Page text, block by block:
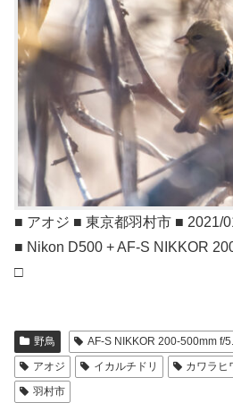
■ アオジ ■ 東京都羽村市 ■ 2021/
■ Nikon D500 + AF-S NIKKOR
□
野鳥 AF-S NIKKOR 200-500mm f/
アオジ
イカルチドリ カワラヒ
羽村市